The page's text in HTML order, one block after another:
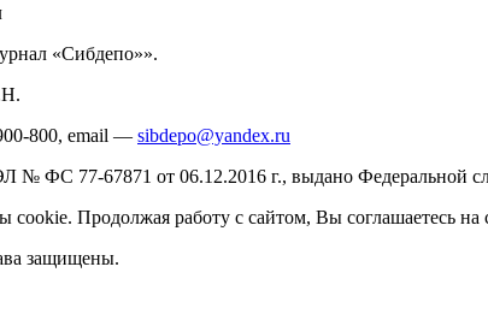
«Сибдепо»».
800, email — sibdepo@yandex.ru
ФС 77-67871 от 06.12.2016 г., выдано Федеральной
cookie. Продолжая работу с сайтом, Вы соглашаетесь
защищены.